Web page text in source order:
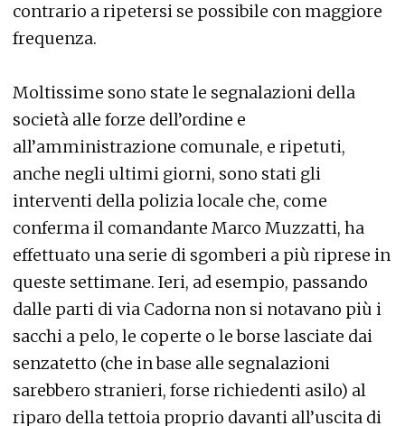
contrario a ripetersi se possibile con maggiore
frequenza.
Moltissime sono state le segnalazioni della
società alle forze dell’ordine e
all’amministrazione comunale, e ripetuti,
anche negli ultimi giorni, sono stati gli
interventi della polizia locale che, come
conferma il comandante Marco Muzzatti, ha
effettuato una serie di sgomberi a più riprese in
queste settimane. Ieri, ad esempio, passando
dalle parti di via Cadorna non si notavano più i
sacchi a pelo, le coperte o le borse lasciate dai
senzatetto (che in base alle segnalazioni
sarebbero stranieri, forse richiedenti asilo) al
riparo della tettoia proprio davanti all’uscita di